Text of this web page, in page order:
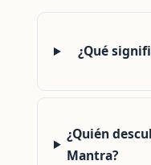
¿Qué
¿Quién
Mantra?